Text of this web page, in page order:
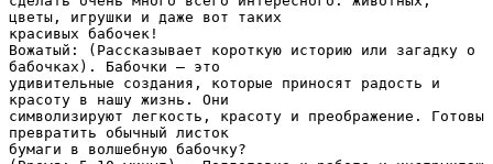
цветы, игрушки и даже вот таких
красивых бабочек!
Вожатый: (Рассказывает короткую историю или загадку о
бабочках). Бабочки – это
удивительные создания, которые приносят радость и
красоту в нашу жизнь. Они
символизируют легкость, красоту и преображение. Готовы
превратить обычный листок
бумаги в волшебную бабочку?